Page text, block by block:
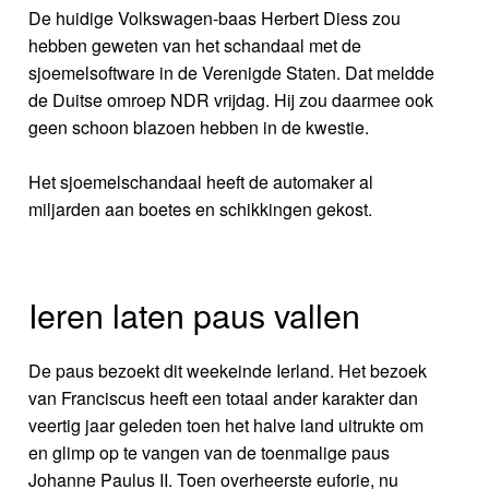
De huidige Volkswagen-baas Herbert Diess zou
hebben geweten van het schandaal met de
sjoemelsoftware in de Verenigde Staten. Dat meldde
de Duitse omroep NDR vrijdag. Hij zou daarmee ook
geen schoon blazoen hebben in de kwestie.
Het sjoemelschandaal heeft de automaker al
miljarden aan boetes en schikkingen gekost.
Ieren laten paus vallen
De paus bezoekt dit weekeinde Ierland. Het bezoek
van Franciscus heeft een totaal ander karakter dan
veertig jaar geleden toen het halve land uitrukte om
en glimp op te vangen van de toenmalige paus
Johanne Paulus II. Toen overheerste euforie, nu